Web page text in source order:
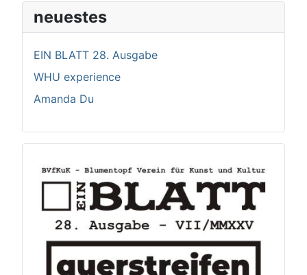
neuestes
EIN BLATT 28. Ausgabe
WHU experience
Amanda Du